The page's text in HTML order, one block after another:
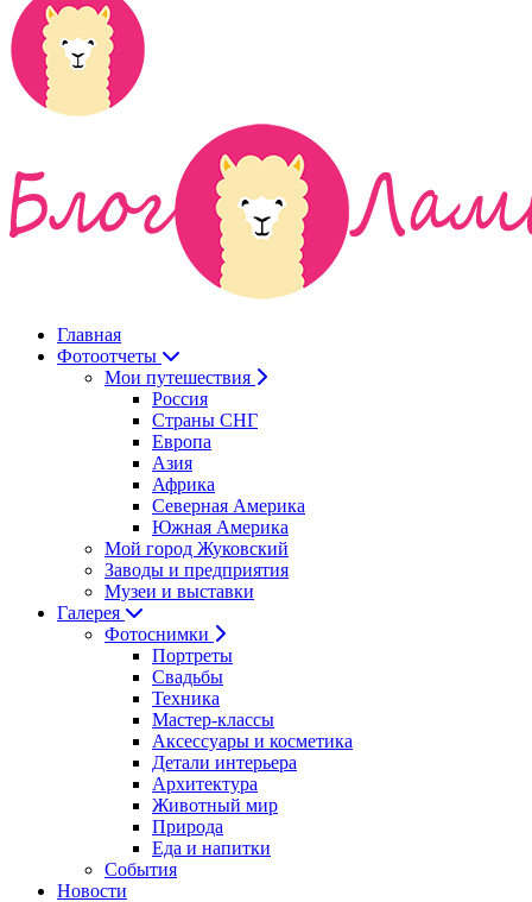
Главная
Фотоотчеты
Мои путешествия
Россия
Страны СНГ
Европа
Азия
Африка
Северная Америка
Южная Америка
Мой город Жуковский
Заводы и предприятия
Музеи и выставки
Галерея
Фотоснимки
Портреты
Свадьбы
Техника
Мастер-классы
Аксессуары и косметика
Детали интерьера
Архитектура
Животный мир
Природа
Еда и напитки
События
Новости